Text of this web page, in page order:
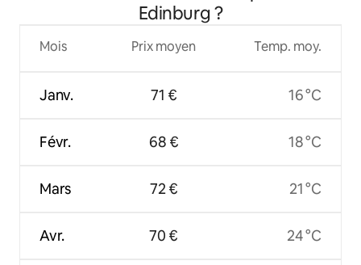
Edinburg ?
Mois
Janv.
Févr.
Mars
Avr.
Prix moyen
71 €
68 €
72 €
70 €
Temp. moy.
16 °C
18 °C
21 °C
24 °C